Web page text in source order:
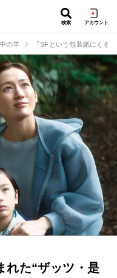
検索 アカウント
の羊 「SFという包装紙にくる
れた“ザッツ・是